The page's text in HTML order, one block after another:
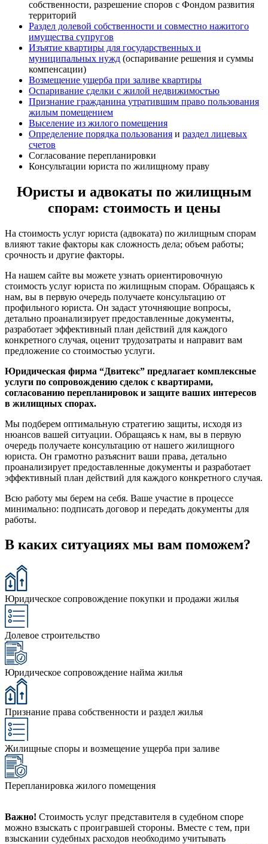
собственности, разрешение споров с Фондом развития
территорий
Раздел долевой собственности и совместно нажитого
имущества супругов
Изъятие квартиры для государственных и
муниципальных нужд (оспаривание решения и суммы
компенсации)
Возмещение ущерба при заливе квартиры
Оспаривание сделки с жилой недвижимостью
Признание гражданина утратившим право пользования
жилым помещением
Выселение из жилого помещения
Определение порядка пользования и раздел лицевых
счетов
Согласование перепланировки
Консультации юриста по жилищному праву
Юристы и адвокаты по жилищным
спорам: стоимость и цены
На стоимость услуг юриста (адвоката) по жилищным спорам
влияют такие факторы как сложность дела; объем работы;
срочность и другие факторы.
На нашем сайте вы можете узнать ориентировочную
стоимость услуг юриста по жилищным спорам. Обращаясь к
нам, вы в первую очередь получаете консультацию от
профильного юриста. Он задаст уточняющие вопросы,
детально проанализирует предоставленные документы,
разработает эффективный план действий для каждого
конкретного случая, оценит трудозатраты и направит вам
предложение со стоимостью услуги.
Юридическая фирма “Двитекс” предлагает комплексные
услуги по сопровождению сделок с квартирами,
согласованию перепланировок и защите ваших интересов
в жилищных спорах.
Мы подберем оптимальную стратегию защиты, исходя из
нюансов вашей ситуации. Обращаясь к нам, вы в первую
очередь получаете консультацию от нашего жилищного
юриста. Он грамотно разъяснит ваши права, детально
проанализирует предоставленные документы и разработает
эффективный план действий для каждого конкретного случая.
Всю работу мы берем на себя. Ваше участие в процессе
минимально: подписать договор и передать документы для
работы.
В каких ситуациях мы вам поможем?
Юридическое сопровождение покупки и продажи жилья
Долевое строительство
Юридическое сопровождение найма жилья
Признание права собственности и раздел жилья
Жилищные споры и возмещение ущерба при заливе
Перепланировка жилого помещения
Важно! Стоимость услуг представителя в судебном споре
можно взыскать с проигравшей стороны. Вместе с тем, при
взыскании судебных расходов необходимо учитывать